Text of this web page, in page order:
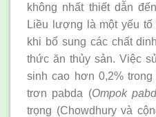
không nhất thiết dẫn
Liều lượng là một yếu
khi bổ sung các chất
thức ăn thủy sản. Việc
sinh cao hơn 0,2%
trơn pabda (Ompok
trọng (Chowdhury và